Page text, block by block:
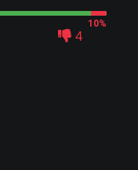
10%
4